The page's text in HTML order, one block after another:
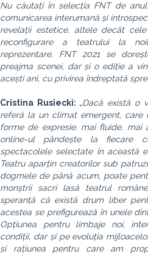
Nu căutați în selecția FNT de
comunicarea interumană și
revelații estetice, altele decât
reconfigurare a teatrului la
reprezentare. FNT 2021 se
preajma scenei, dar și o ediție a
acești ani, cu privirea îndreptată
Cristina Rusiecki: „Dacă există o
referă la un climat emergent, care
forme de expresie, mai fluide, mai
online-ul pândește la fiecare
spectacolele selectate în această
Teatru aparțin creatorilor sub
dogmele de până acum, poate
monștrii sacri lasă teatrul
speranță că există drum liber
acestea se prefigurează în unele
Opțiunea pentru limbaje noi,
condiții, dar și pe evoluția
și rațiunea pentru care am